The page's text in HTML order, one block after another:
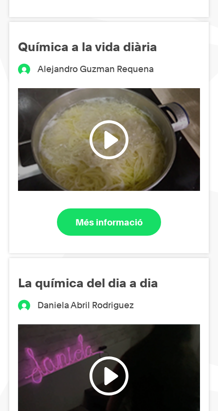
Química a la vida diària
Alejandro Guzman Requena
Més informació
La química del dia a dia
Daniela Abril Rodriguez